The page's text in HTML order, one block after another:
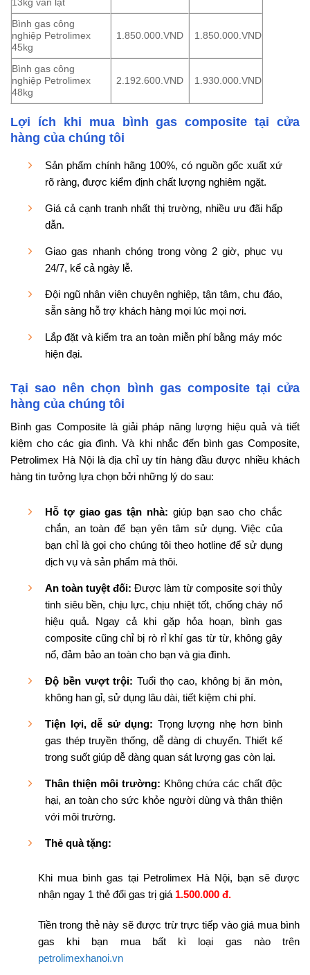
13kg van lật
Bình gas công
nghiệp Petrolimex
45kg
1.850.000.VND 1.850.000.VND
Bình gas công
nghiệp Petrolimex
48kg
2.192.600.VND 1.930.000.VND
Lợi ích khi mua bình gas composite tại cửa
hàng của chúng tôi
Sản phẩm chính hãng 100%, có nguồn gốc xuất xứ
rõ ràng, được kiểm định chất lượng nghiêm ngặt.
Giá cả cạnh tranh nhất thị trường, nhiều ưu đãi hấp
dẫn.
Giao gas nhanh chóng trong vòng 2 giờ, phục vụ
24/7, kể cả ngày lễ.
Đội ngũ nhân viên chuyên nghiệp, tận tâm, chu đáo,
sẵn sàng hỗ trợ khách hàng mọi lúc mọi nơi.
Lắp đặt và kiểm tra an toàn miễn phí bằng máy móc
hiện đại.
Tại sao nên chọn bình gas composite tại cửa
hàng của chúng tôi
Bình gas Composite là giải pháp năng lượng hiệu quả và tiết
kiệm cho các gia đình. Và khi nhắc đến bình gas Composite,
Petrolimex Hà Nội là địa chỉ uy tín hàng đầu được nhiều khách
hàng tin tưởng lựa chọn bởi những lý do sau:
Hỗ tợ giao gas tận nhà: giúp bạn sao cho chắc
chắn, an toàn để bạn yên tâm sử dụng. Việc của
bạn chỉ là gọi cho chúng tôi theo hotline để sử dụng
dịch vụ và sản phẩm mà thôi.
An toàn tuyệt đối: Được làm từ composite sợi thủy
tinh siêu bền, chịu lực, chịu nhiệt tốt, chống cháy nổ
hiệu quả. Ngay cả khi gặp hỏa hoạn, bình gas
composite cũng chỉ bị rò rỉ khí gas từ từ, không gây
nổ, đảm bảo an toàn cho bạn và gia đình.
Độ bền vượt trội: Tuổi thọ cao, không bị ăn mòn,
không han gỉ, sử dụng lâu dài, tiết kiệm chi phí.
Tiện lợi, dễ sử dụng: Trọng lượng nhẹ hơn bình
gas thép truyền thống, dễ dàng di chuyển. Thiết kế
trong suốt giúp dễ dàng quan sát lượng gas còn lại.
Thân thiện môi trường: Không chứa các chất độc
hại, an toàn cho sức khỏe người dùng và thân thiện
với môi trường.
Thẻ quà tặng:
Khi mua bình gas tại Petrolimex Hà Nội, bạn sẽ được
nhận ngay 1 thẻ đổi gas trị giá 1.500.000 đ.
Tiền trong thẻ này sẽ được trừ trực tiếp vào giá mua bình
gas khi bạn mua bất kì loại gas nào trên
petrolimexhanoi.vn